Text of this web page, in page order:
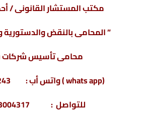
مكتب المستشار القانونى /
” المحامى بالنقض والدستورية
محامى تأسيس
(whats app ) واتس أب : 201220615243+
للتواصل : 201103004317+